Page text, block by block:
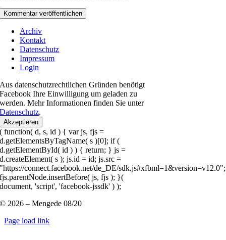
Archiv
Kontakt
Datenschutz
Impressum
Login
Aus datenschutzrechtlichen Gründen benötigt
Facebook Ihre Einwilligung um geladen zu
werden. Mehr Informationen finden Sie unter
Datenschutz.
Akzeptieren
( function( d, s, id ) { var js, fjs =
d.getElementsByTagName( s )[0]; if (
d.getElementById( id ) ) { return; } js =
d.createElement( s ); js.id = id; js.src =
"https://connect.facebook.net/de_DE/sdk.js#xfbml=1&version=v12.0";
fjs.parentNode.insertBefore( js, fjs ); }(
document, 'script', 'facebook-jssdk' ) );
© 2026 – Mengede 08/20
Page load link